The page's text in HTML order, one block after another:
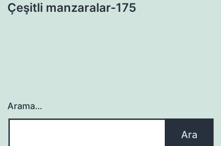
Çeşitli manzaralar-175
Arama…